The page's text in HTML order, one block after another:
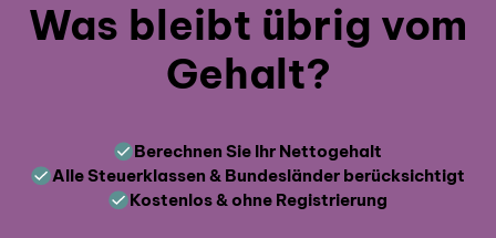
Was bleibt übrig vom
Gehalt?
Berechnen Sie Ihr Nettogehalt
Alle Steuerklassen & Bundesländer berücksichtigt
Kostenlos & ohne Registrierung